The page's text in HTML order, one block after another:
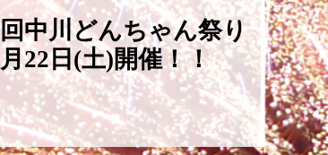
中川どんちゃん祭り
22日(土)開催！！